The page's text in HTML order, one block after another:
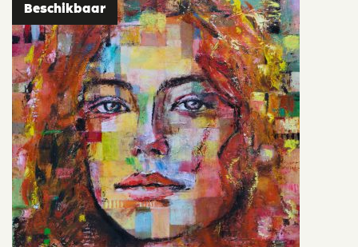
Beschikbaar